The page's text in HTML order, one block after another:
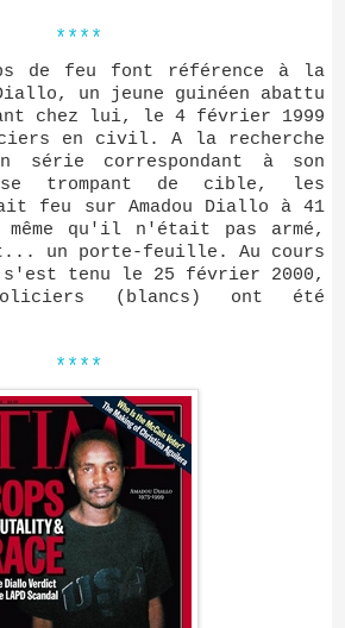
****
de feu font référence à la
Diallo, un jeune guinéen abattu
chez lui, le 4 février 1999
en civil. A la recherche
série correspondant à son
trompant de cible, les
feu sur Amadou Diallo à 41
qu'il n'était pas armé,
un porte-feuille. Au cours
s'est tenu le 25 février 2000,
(blancs) ont été
****